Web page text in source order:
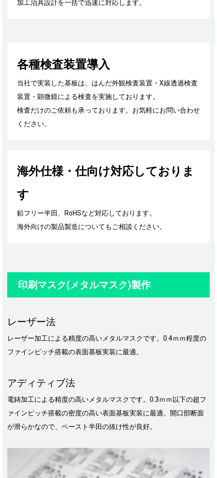
加工治具設計を一括で迅速に対応します。
各種検査装置導入
当社で実装した基板は、はんだ外観検査装置・X線透過検査
装置・顕微鏡による検査を実施しております。
検査だけのご依頼も承っております。お気軽にお問い合わせ
ください。
海外仕様・仕向け対応しておりま
す
鉛フリー半田、RoHSなど対応しております。
海外向けの製品製造についてもご相談ください。
印刷マスク(メタルマスク)製作
レーザー法
レーザー加工による精度の高いメタルマスクです。0.4ｍｍ程度の
ファインピッチ搭載の表面基板実装に最適。
アディティブ法
電鋳加工による精度の高いメタルマスクです。0.3ｍｍ以下の超フ
ァインピッチ搭載の密度の高い表面基板実装に最適。開口部断面
が滑らかなので、ペースト半田の抜け性が良好。